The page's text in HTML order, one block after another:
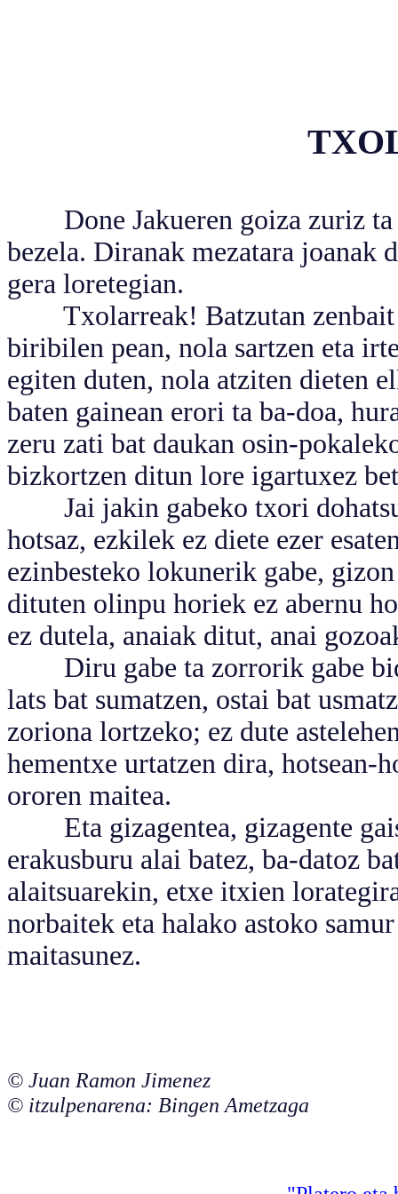
Done Jakueren goiza zuriz ta
bezela. Diranak mezatara joanak
gera loretegian.
Txolarreak! Batzutan zenbait
biribilen pean, nola sartzen eta
egiten duten, nola atziten dieten
baten gainean erori ta ba-doa,
zeru zati bat daukan osin-
bizkortzen ditun lore igartuxez
Jai jakin gabeko txori
hotsaz, ezkilek ez diete ezer
ezinbesteko lokunerik gabe,
dituten olinpu horiek ez abernu
ez dutela, anaiak ditut, anai
Diru gabe ta zorrorik gabe
lats bat sumatzen, ostai bat
zoriona lortzeko; ez dute
hementxe urtatzen dira, hotsean-
ororen maitea.
Eta gizagentea, gizagente
erakusburu alai batez, ba-datoz
alaitsuarekin, etxe itxien
norbaitek eta halako astoko
maitasunez.
© Juan Ramon Jimenez
© itzulpenarena: Bingen Ametzaga